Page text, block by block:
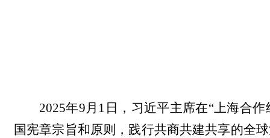
2025年9月1日，习近平主席在“上海合
国宪章宗旨和原则，践行共商共建共享的全